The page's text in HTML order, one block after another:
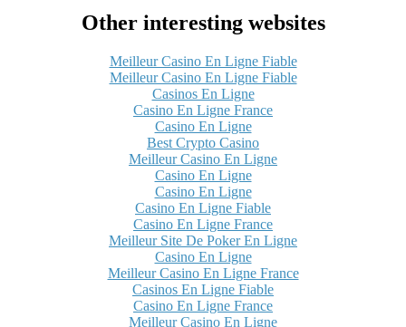
Other interesting websites
Meilleur Casino En Ligne Fiable
Meilleur Casino En Ligne Fiable
Casinos En Ligne
Casino En Ligne France
Casino En Ligne
Best Crypto Casino
Meilleur Casino En Ligne
Casino En Ligne
Casino En Ligne
Casino En Ligne Fiable
Casino En Ligne France
Meilleur Site De Poker En Ligne
Casino En Ligne
Meilleur Casino En Ligne France
Casinos En Ligne Fiable
Casino En Ligne France
Meilleur Casino En Ligne